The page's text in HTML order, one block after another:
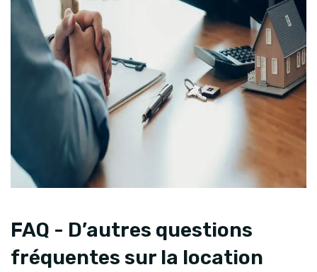
FAQ - D’autres questions
fréquentes sur la location